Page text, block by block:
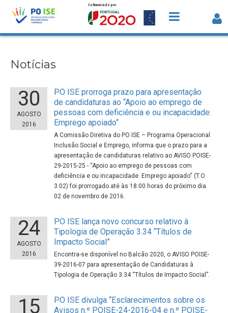
Saltar para o conteúdo
Cofinanciado por:
Notícias
30
AGOSTO
2016
PO ISE prorroga prazo para apresentação
de candidaturas ao “Apoio ao emprego de
pessoas com deficiência e ou incapacidade:
Emprego apoiado“
A Comissão Diretiva do PO ISE – Programa Operacional
Inclusão Social e Emprego, informa que o prazo para a
apresentação de candidaturas relativo ao AVISO POISE-
29-2015-25 - “Apoio ao emprego de pessoas com
deficiência e ou incapacidade: Emprego apoiado“ (T.O
3.02) foi prorrogado até às 18:00 horas do próximo dia
02 de novembro de 2016.
24
AGOSTO
2016
PO ISE lança novo concurso relativo à
Tipologia de Operação 3.34 “Títulos de
Impacto Social”
Encontra-se disponível no Balcão 2020, o AVISO POISE-
39-2016-07 para apresentação de Candidaturas à
Tipologia de Operação 3.34 “Títulos de Impacto Social”.
15
PO ISE divulga “Esclarecimentos sobre os
Avisos n.º POISE-24-2016-04 e n.º POISE-